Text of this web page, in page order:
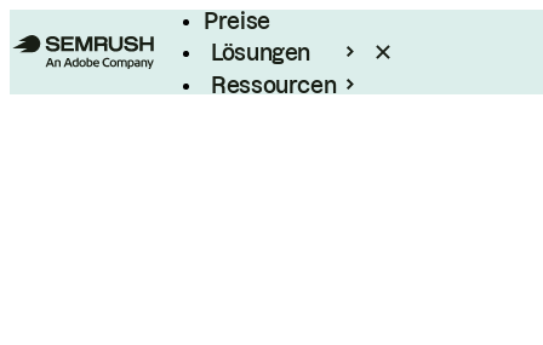
Preise
Lösungen
Ressourcen